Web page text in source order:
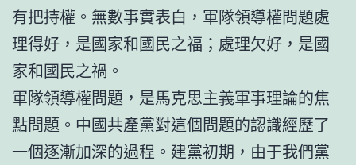
有把持權。無數事實表白，軍隊領導權問題處
理得好，是國家和國民之福；處理欠好，是國
家和國民之禍。
軍隊領導權問題，是馬克思主義軍事理論的焦
點問題。中國共產黨對這個問題的認識經歷了
一個逐漸加深的過程。建黨初期，由于我們黨